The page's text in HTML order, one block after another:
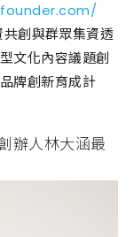
創與群眾集資透
文化內容議題創
牌創新育成計
辦人林大涵最